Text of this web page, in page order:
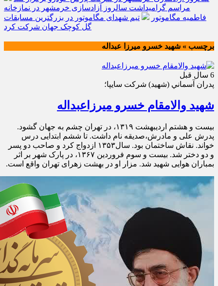
مراسم گرامیداشت سالروز آزادسازی خرمشهر در نمازخانه
فاطمیه مگاموتور
تیم شهدای مگاموتور در بزرگترین مسابقات
گل کوچک جهان شرکت کرد
برچسب » شهید خسرو میرزا عبداله
6 سال قبل
پدران آسماني (شهيد) شركت سايپا؛
شهید والامقام خسرو میرزاعبداله
بیست و هشتم اردیبهشت ۱۳۱۹، در تهران چشم به جهان گشود.
پدرش علی و مادرش،صدیقه نام داشت. تا ششم ابتدایی درس
خواند. نقاش ساختمان بود. سال۱۳۵۳ ازدواج کرد و صاحب دو پسر
و دو دختر شد. بیست و سوم فروردین ۱۳۶۷، در پارک شهر بر اثر
بمباران هوایی شهید شد. مزار او در بهشت زهرای تهران واقع است.